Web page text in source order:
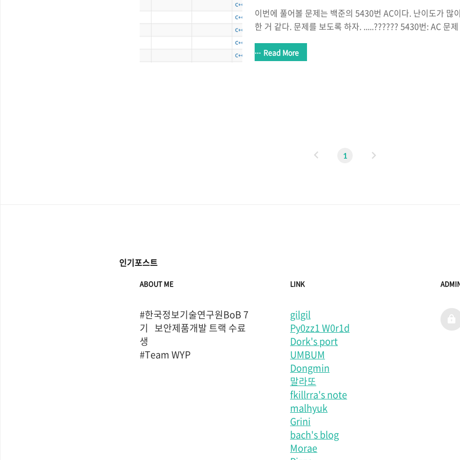
이번에 풀어볼 문제는 백준의 5430번 AC이다. 난이도가 많
한 거 같다. 문제를 보도록 하자. .....?????? 5430번: AC 문
이 언어에는 두 가지 함수 R(뒤집기)과 D(버리기)가 있다. 함
Read More
1
다
인기포스트
ABOUT ME
#한국정보기술연구원BoB 7
기   보안제품개발 트랙 수료
생
#Team WYP
LINK
gilgil
Py0zz1 W0r1d
Dork's port
UMBUM
Dongmin
말라또
fkillrra's note
malhyuk
Grini
bach's blog
Morae